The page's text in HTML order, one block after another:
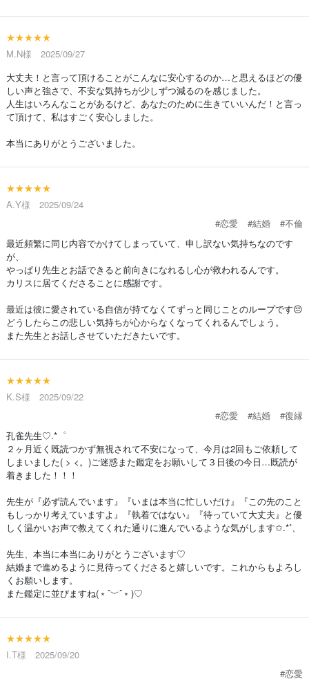
★★★★★
M.N様 2025/09/27
大丈夫！と言って頂けることがこんなに安心するのか…と思えるほどの優
しい声と強さで、不安な気持ちが少しずつ減るのを感じました。
人生はいろんなことがあるけど、あなたのために生きていいんだ！と言っ
て頂けて、私はすごく安心しました。
本当にありがとうございました。
★★★★★
A.Y様 2025/09/24
#恋愛
#結婚
#不倫
最近頻繁に同じ内容でかけてしまっていて、申し訳ない気持ちなのです
が、
やっぱり先生とお話できると前向きになれるし心が救われるんです。
カリスに居てくださることに感謝です。
最近は彼に愛されている自信が持てなくてずっと同じことのループです😔
どうしたらこの悲しい気持ちが心からなくなってくれるんでしょう。
また先生とお話しさせていただきたいです。
★★★★★
K.S様 2025/09/22
#恋愛
#結婚
#復縁
孔雀先生♡.*゜
２ヶ月近く既読つかず無視されて不安になって、今月は2回もご依頼して
しまいました( > <。)ご迷惑また鑑定をお願いして３日後の今日…既読が
着きました！！！
先生が『必ず読んでいます』『いまは本当に忙しいだけ』『この先のこと
もしっかり考えていますよ』『執着ではない』『待っていて大丈夫』と優
しく温かいお声で教えてくれた通りに進んでいるような気がします✩.*˚、
先生、本当に本当にありがとうございます♡
結婚まで進めるように見待ってくださると嬉しいです。これからもよろし
くお願いします。
また鑑定に並びますね(﹡ˆ﹀ˆ﹡)♡
★★★★★
I.T様 2025/09/20
#恋愛